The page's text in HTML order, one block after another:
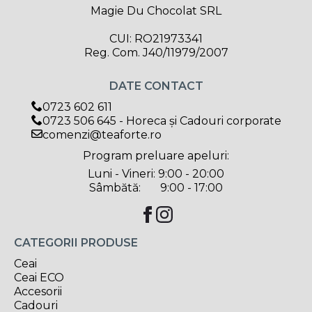
Magie Du Chocolat SRL
CUI: RO21973341
Reg. Com. J40/11979/2007
CATEGORII PRODUSE
Ceai
Ceai ECO
Accesorii
Cadouri
DATE CONTACT
0723 602 611
0723 506 645 - Horeca și Cadouri corporate
comenzi@teaforte.ro
Program preluare apeluri:
Luni - Vineri: 9:00 - 20:00
Sâmbătă: 9:00 - 17:00